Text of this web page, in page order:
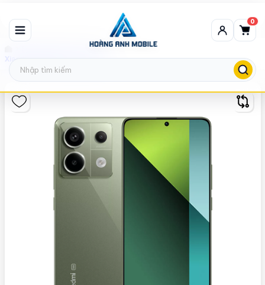
0
Điện Thoại Chơi Game
Xiaomi Redmi Note 13 Pro 5G